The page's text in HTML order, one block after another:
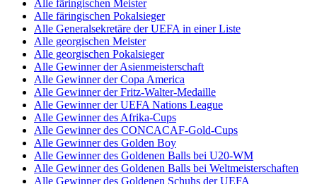
Alle färingischen Meister
Alle färingischen Pokalsieger
Alle Generalsekretäre der UEFA in einer Liste
Alle georgischen Meister
Alle georgischen Pokalsieger
Alle Gewinner der Asienmeisterschaft
Alle Gewinner der Copa America
Alle Gewinner der Fritz-Walter-Medaille
Alle Gewinner der UEFA Nations League
Alle Gewinner des Afrika-Cups
Alle Gewinner des CONCACAF-Gold-Cups
Alle Gewinner des Golden Boy
Alle Gewinner des Goldenen Balls bei U20-WM
Alle Gewinner des Goldenen Balls bei Weltmeisterschaften
Alle Gewinner des Goldenen Schuhs der UEFA